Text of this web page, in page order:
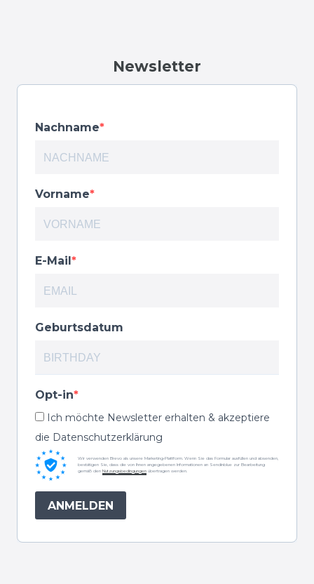
Newsletter
Nachname
Vorname
E-Mail
Geburtsdatum
Opt-in
Ich möchte Newsletter erhalten & akzeptiere
die Datenschutzerklärung
Wir verwenden Brevo als unsere Marketing-Plattform. Wenn Sie das Formular ausfüllen und absenden,
bestätigen Sie, dass die von Ihnen angegebenen Informationen an Sendinblue zur Bearbeitung
gemäß den Nutzungsbedingungen übertragen werden.
ANMELDEN